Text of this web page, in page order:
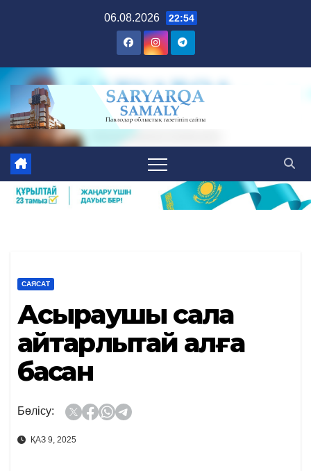
06.08.2026 22:54
САЯСАТ
Асыраушы сала
айтарлықтай алға
басқан
Бөлісу:
ҚАЗ 9, 2025